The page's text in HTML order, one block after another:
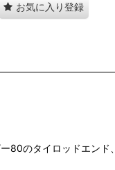
お気に入り登録
80のタイロッドエンド、